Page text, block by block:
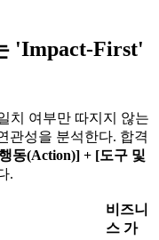
'Impact-First'
치 여부만 따지지 않는
관성을 분석한다. 합격
동(Action)] + [도구 및
.
비즈니
스 가